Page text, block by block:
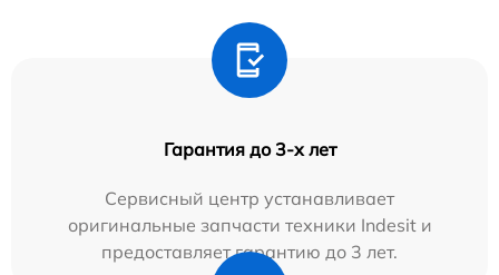
Гарантия до 3-х лет
Сервисный центр устанавливает
оригинальные запчасти техники Indesit и
предоставляет гарантию до 3 лет.